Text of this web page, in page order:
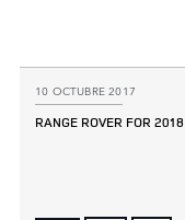
10 OCTUBRE 2017
RANGE ROVER FOR 2018